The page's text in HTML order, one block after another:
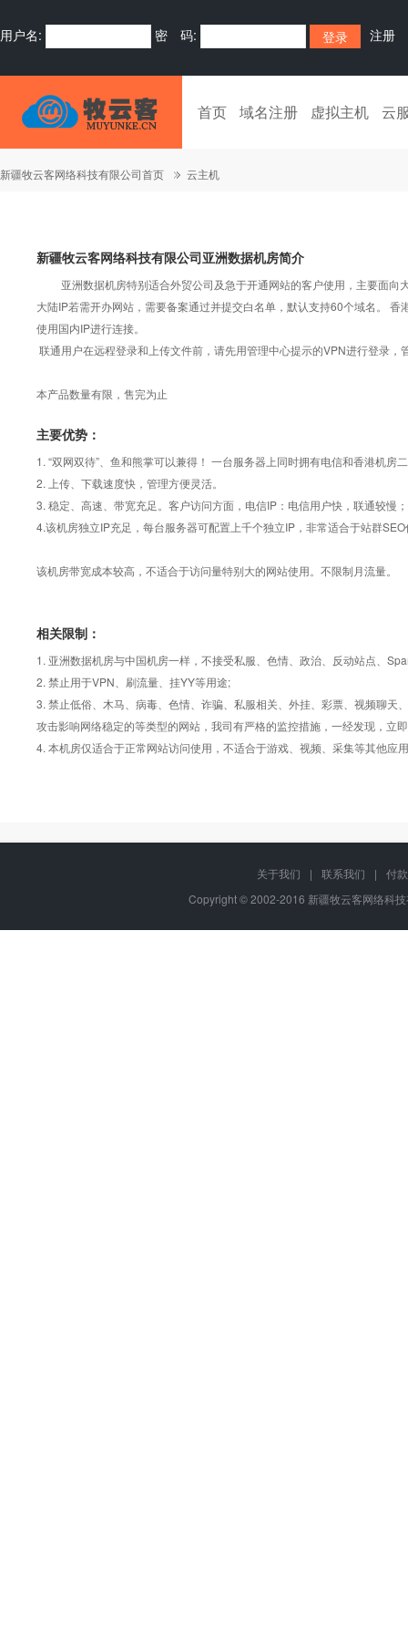
用户名: 密 码: 注册
首页 域名注册 虚拟主机 云
新疆牧云客网络科技有限公司首页 云主机
新疆牧云客网络科技有限公司亚洲数据机房简介
亚洲数据机房特别适合外贸公司及急于开通网站的客户使用，主要面向
大陆IP若需开办网站，需要备案通过并提交白名单，默认支持60个域名。
使用国内IP进行连接。
联通用户在远程登录和上传文件前，请先用管理中心提示的VPN进行登录
本产品数量有限，售完为止
主要优势：
1. “双网双待”、鱼和熊掌可以兼得！ 一台服务器上同时拥有电信和香港机房
2. 上传、下载速度快，管理方便灵活。
3. 稳定、高速、带宽充足。客户访问方面，电信IP：电信用户快，联通较慢
4.该机房独立IP充足，每台服务器可配置上千个独立IP，非常适合于站群
该机房带宽成本较高，不适合于访问量特别大的网站使用。不限制月流量。
相关限制：
1. 亚洲数据机房与中国机房一样，不接受私服、色情、政治、反动站点、
2. 禁止用于VPN、刷流量、挂YY等用途;
3. 禁止低俗、木马、病毒、色情、诈骗、私服相关、外挂、彩票、视频聊
攻击影响网络稳定的等类型的网站，我司有严格的监控措施，一经发现，立
4. 本机房仅适合于正常网站访问使用，不适合于游戏、视频、采集等其他应
关于我们 | 联系我们 |
付
Copyright © 2002-2016 新疆牧云客网络科